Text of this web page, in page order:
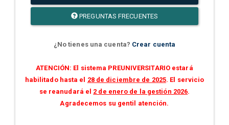
PREGUNTAS FRECUENTES
¿No tienes una cuenta? Crear cuenta
ATENCIÓN: El sistema PREUNIVERSITARIO estará
habilitado hasta el 28 de diciembre de 2025. El servicio
se reanudará el 2 de enero de la gestión 2026.
Agradecemos su gentil atención.